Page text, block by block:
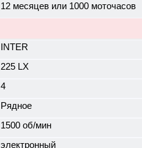
12 месяцев или 1000 моточасов
INTER
225 LX
4
Рядное
1500 об/мин
электронный